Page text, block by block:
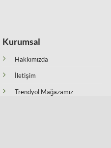
Kurumsal
Hakkımızda
İletişim
Trendyol Mağazamız